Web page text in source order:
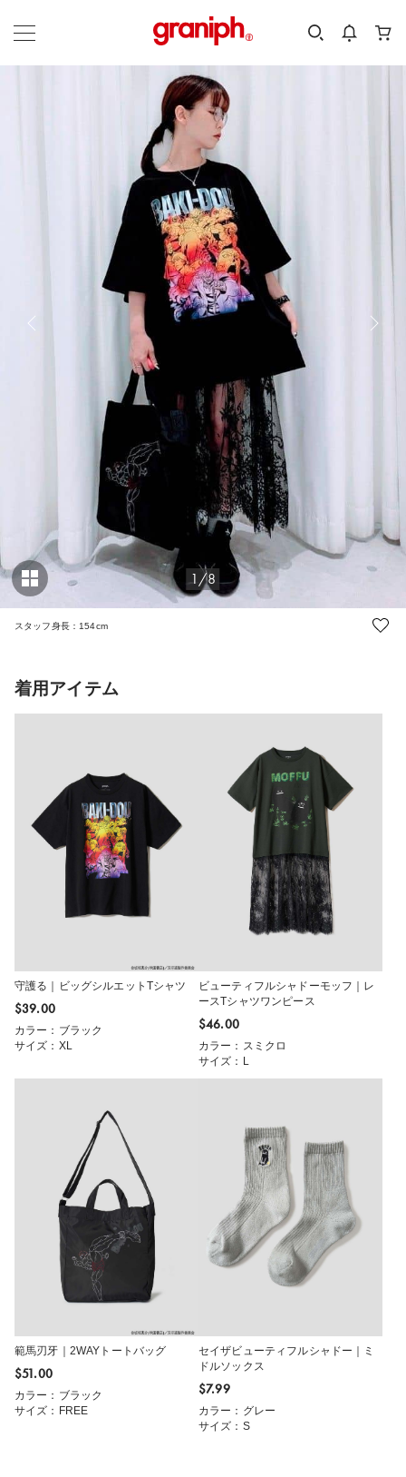
カテゴリーから探す
MEN KIDS
1/8
スタッフ身長：154cm
着用アイテム
守護る｜ビッグシルエットTシャツ
$‌39.00
カラー：ブラック
サイズ：XL
ビューティフルシャドーモッフ｜レ
ースTシャツワンピース
$‌46.00
カラー：スミクロ
サイズ：L
範馬刃牙｜2WAYトートバッグ
$‌51.00
カラー：ブラック
サイズ：FREE
セイザビューティフルシャドー｜ミ
ドルソックス
$‌7.99
カラー：グレー
サイズ：S